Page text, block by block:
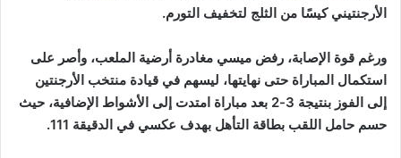
الأرجنتيني كيسًا من الثلج لتخفيف التورم.
ورغم قوة الإصابة، رفض ميسي مغادرة أرضية الملعب، وأصر على
استكمال المباراة حتى نهايتها، ليسهم في قيادة منتخب الأرجنتين
إلى الفوز بنتيجة 3-2 بعد مباراة امتدت إلى الأشواط الإضافية، حيث
حسم حامل اللقب بطاقة التأهل بهدف عكسي في الدقيقة 111.